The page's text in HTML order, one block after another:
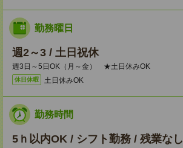
勤務曜日
週2～3 / 土日祝休
週3日～5日OK（月～金） ★土日休みOK
休日休暇 土日休みOK
勤務時間
5ｈ以内OK / シフト勤務 / 残業なし